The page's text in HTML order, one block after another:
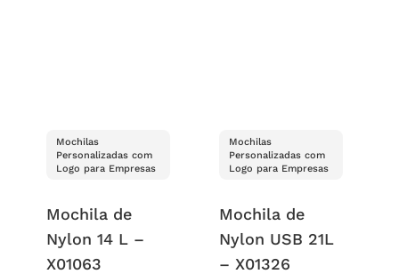
Mochilas
Personalizadas com
Logo para Empresas
Mochila de
Nylon 14 L –
X01063
Mochilas
Personalizadas com
Logo para Empresas
Mochila de
Nylon USB 21L
– X01326